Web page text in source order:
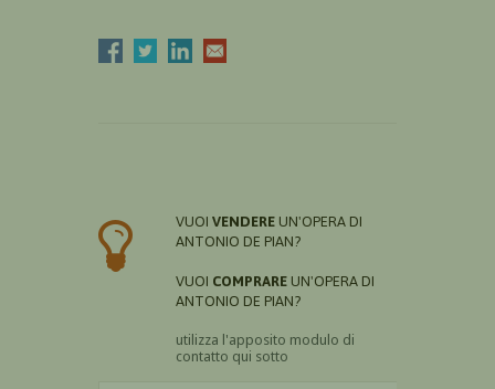
VUOI VENDERE UN'OPERA DI
ANTONIO DE PIAN?
VUOI COMPRARE UN'OPERA DI
ANTONIO DE PIAN?
utilizza l'apposito modulo di
contatto qui sotto